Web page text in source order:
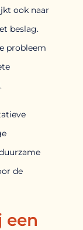
ook naar
beslag.
probleem
de
een